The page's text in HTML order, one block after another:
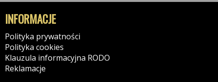
INFORMACJE
Polityka prywatności
Polityka cookies
Klauzula informacyjna RODO
Reklamacje